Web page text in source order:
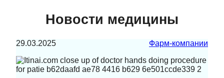
Новости медицины
29.03.2025 Фарм-компании